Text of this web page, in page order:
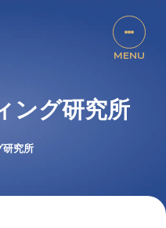
ング研究所
究所